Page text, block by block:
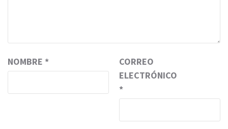
NOMBRE *
CORREO
ELECTRÓNICO
*